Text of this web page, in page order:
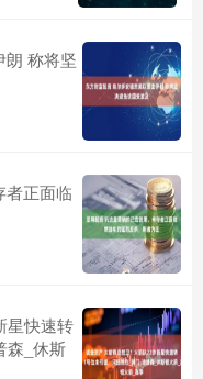
朗 称将坚
者正面临
星快速转
森_休斯